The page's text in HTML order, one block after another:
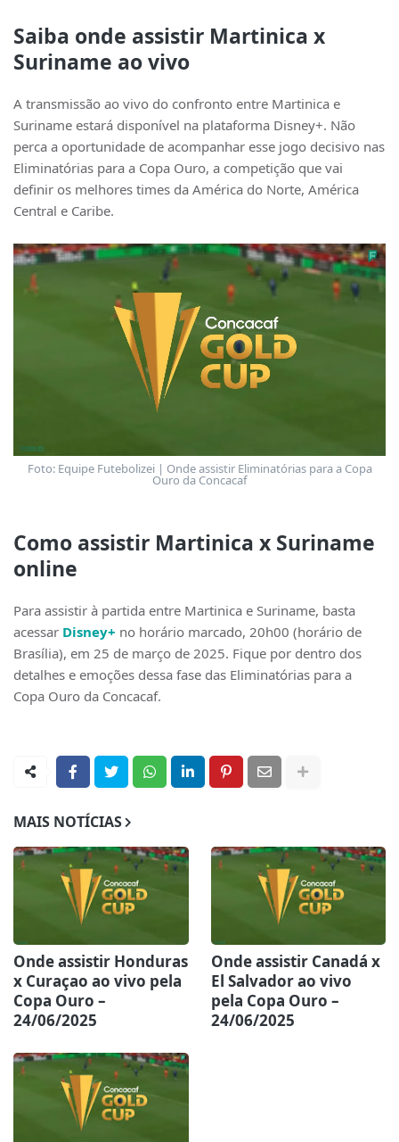
Saiba onde assistir Martinica x
Suriname ao vivo
A transmissão ao vivo do confronto entre Martinica e
Suriname estará disponível na plataforma Disney+. Não
perca a oportunidade de acompanhar esse jogo decisivo nas
Eliminatórias para a Copa Ouro, a competição que vai
definir os melhores times da América do Norte, América
Central e Caribe.
Foto: Equipe Futebolizei | Onde assistir Eliminatórias para a Copa
Ouro da Concacaf
Como assistir Martinica x Suriname
online
Para assistir à partida entre Martinica e Suriname, basta
acessar Disney+ no horário marcado, 20h00 (horário de
Brasília), em 25 de março de 2025. Fique por dentro dos
detalhes e emoções dessa fase das Eliminatórias para a
Copa Ouro da Concacaf.
MAIS NOTÍCIAS
Onde assistir Honduras
x Curaçao ao vivo pela
Copa Ouro –
24/06/2025
Onde assistir Canadá x
El Salvador ao vivo
pela Copa Ouro –
24/06/2025